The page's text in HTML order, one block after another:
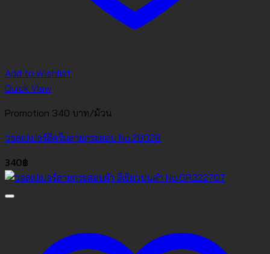
Add to Wishlist
Quick View
Promotion 340 บาท/ม้วน
วอลเปเปอร์สีครีมลายกระสอบ No.28028
340฿